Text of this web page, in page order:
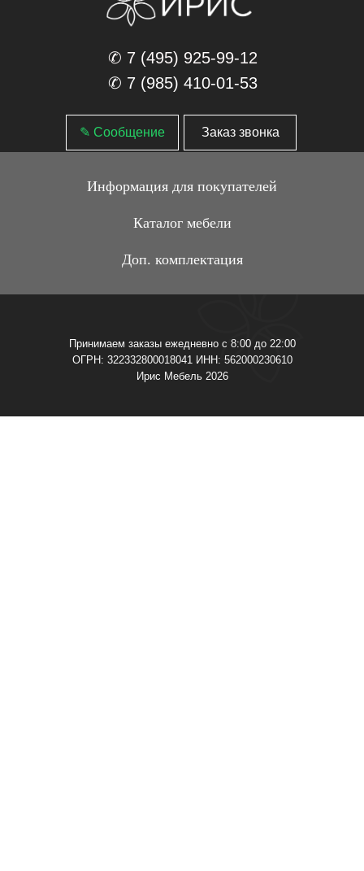
✆ 7 (495) 925-99-12
✆ 7 (985) 410-01-53
✎ Сообщение Заказ звонка
Информация для покупателей
Каталог мебели
Доп. комплектация
Принимаем заказы ежедневно с 8:00 до 22:00
ОГРН: 322332800018041 ИНН: 562000230610
Ирис Мебель 2026